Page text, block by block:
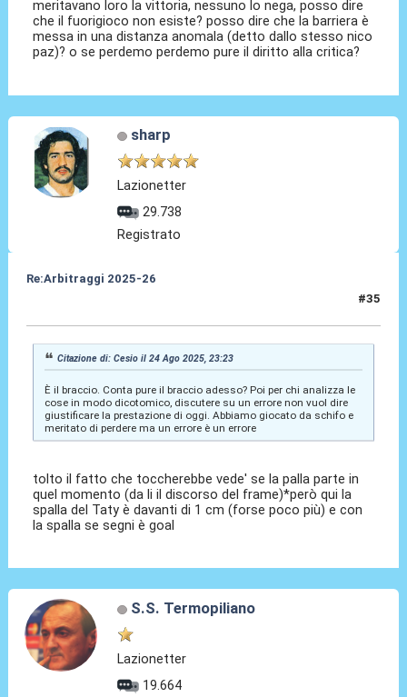
meritavano loro la vittoria, nessuno lo nega, posso dire
che il fuorigioco non esiste? posso dire che la barriera è
messa in una distanza anomala (detto dallo stesso nico
paz)? o se perdemo perdemo pure il diritto alla critica?
sharp
Lazionetter
29.738
Registrato
Re:Arbitraggi 2025-26
#35
Citazione di: Cesio il 24 Ago 2025, 23:23
È il braccio. Conta pure il braccio adesso? Poi per chi analizza le
cose in modo dicotomico, discutere su un errore non vuol dire
giustificare la prestazione di oggi. Abbiamo giocato da schifo e
meritato di perdere ma un errore è un errore
tolto il fatto che toccherebbe vede' se la palla parte in
quel momento (da li il discorso del frame)*però qui la
spalla del Taty è davanti di 1 cm (forse poco più) e con
la spalla se segni è goal
S.S. Termopiliano
Lazionetter
19.664